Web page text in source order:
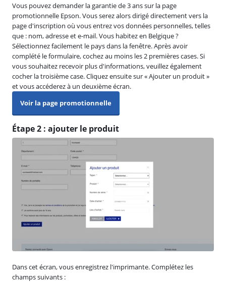
Vous pouvez demander la garantie de 3 ans sur la page
promotionnelle Epson. Vous serez alors dirigé directement vers la
page d'inscription où vous entrez vos données personnelles, telles
que : nom, adresse et e-mail. Vous habitez en Belgique ?
Sélectionnez facilement le pays dans la fenêtre. Après avoir
complété le formulaire, cochez au moins les 2 premières cases. Si
vous souhaitez recevoir plus d'informations, veuillez également
cocher la troisième case. Cliquez ensuite sur « Ajouter un produit »
et vous accéderez à un deuxième écran.
Voir la page promotionnelle
Étape 2 : ajouter le produit
Dans cet écran, vous enregistrez l'imprimante. Complétez les
champs suivants :